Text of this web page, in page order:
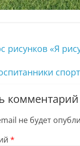
рисунков «Я
комментарий
не будет
*